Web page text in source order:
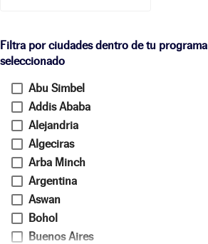
Filtra por ciudades dentro de tu programa
seleccionado
Abu Simbel
Addis Ababa
Alejandria
Algeciras
Arba Minch
Argentina
Aswan
Bohol
Buenos Aires